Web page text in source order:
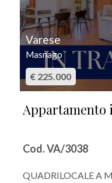
Varese
Masnago
€ 225.000
Appartamento
Cod. VA/3038
QUADRILOCALE A